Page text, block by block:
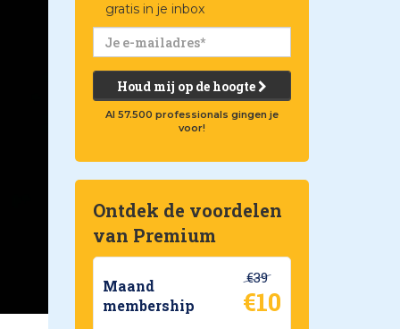
gratis in je inbox
Houd mij op de hoogte
Al 57.500 professionals gingen je
voor!
Ontdek de voordelen
van Premium
Maand
membership
€39
€10